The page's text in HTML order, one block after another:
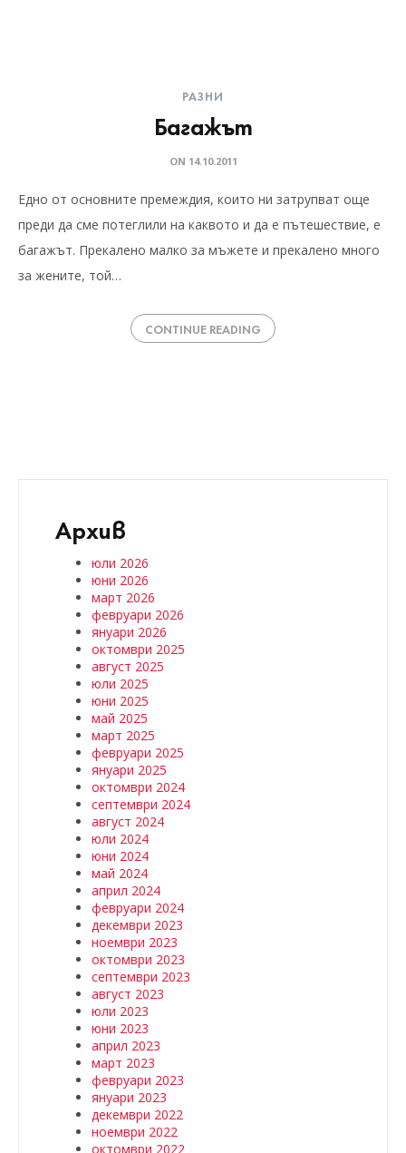
РАЗНИ
Багажът
ON 14.10.2011
Едно от основните премеждия, които ни затрупват още
преди да сме потеглили на каквото и да е пътешествие, е
багажът. Прекалено малко за мъжете и прекалено много
за жените, той…
CONTINUE READING
Архив
юли 2026
юни 2026
март 2026
февруари 2026
януари 2026
октомври 2025
август 2025
юли 2025
юни 2025
май 2025
март 2025
февруари 2025
януари 2025
октомври 2024
септември 2024
август 2024
юли 2024
юни 2024
май 2024
април 2024
февруари 2024
декември 2023
ноември 2023
октомври 2023
септември 2023
август 2023
юли 2023
юни 2023
април 2023
март 2023
февруари 2023
януари 2023
декември 2022
ноември 2022
октомври 2022